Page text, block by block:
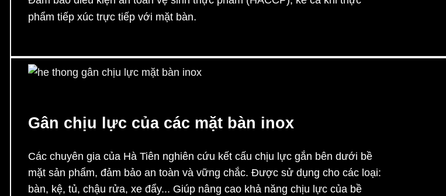
phẩm tiếp xúc trực tiếp với mặt bàn.
Gân chịu lực của các mặt bàn inox
Các chuyên gia của Hà Tiên nghiên cứu kết cấu chịu lực gắn bên dưới bề
mặt sản phẩm, đảm bảo an toàn và vững chắc. Được sử dụng cho các loại:
bàn, kệ, tủ, chậu rửa, xe đẩy... Giúp nâng cao khả năng chịu lực của bề